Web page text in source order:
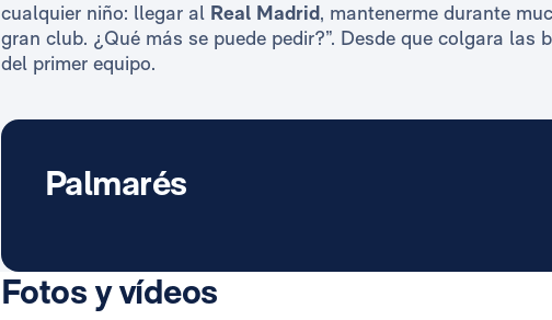
cualquier niño: llegar al Real Madrid, mantenerme durante
gran club. ¿Qué más se puede pedir?”. Desde que colgara las
del primer equipo.
Palmarés
Fotos y vídeos